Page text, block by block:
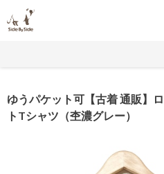
ゆうパケット可【古着 通販】
トTシャツ（杢濃グレー）